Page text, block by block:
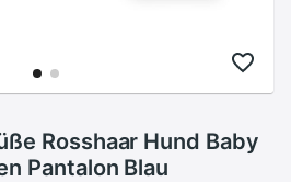
Rosshaar Hund Baby
Pantalon Blau